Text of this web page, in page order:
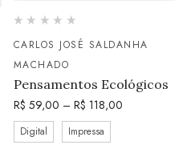
CARLOS JOSÉ SALDANHA
MACHADO
Pensamentos Ecológicos
R$ 59,00 – R$ 118,00
Digital Impressa